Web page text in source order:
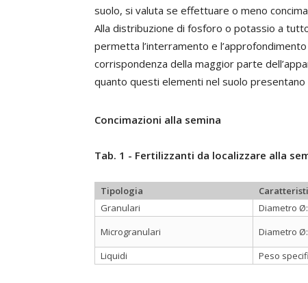
suolo, si valuta se effettuare o meno
Alla distribuzione di fosforo o potassio a
permetta l’interramento e
corrispondenza della maggior parte
quanto questi elementi nel suolo
Concimazioni alla semina
Tab. 1 - Fertilizzanti da localizzare alla
Tipologia
Granulari
Diametro
Microgranulari
Diametro Ø:
Liquidi
Peso